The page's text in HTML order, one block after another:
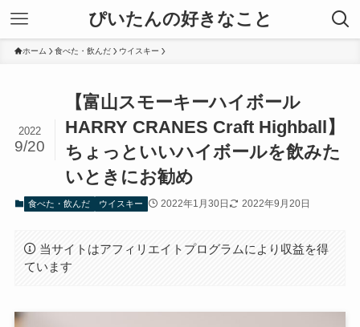
ぴいたんの好きなこと
ホーム 食べた・飲んだ ウイスキー
【富山スモーキーハイボール
HARRY CRANES Craft Highball】
ちょっといいハイボールを飲みた
いときにお勧め
2022
9/20
食べた・飲んだ ウイスキー 2022年1月30日 2022年9月20日
当サイトはアフィリエイトプログラムにより収益を得
ています